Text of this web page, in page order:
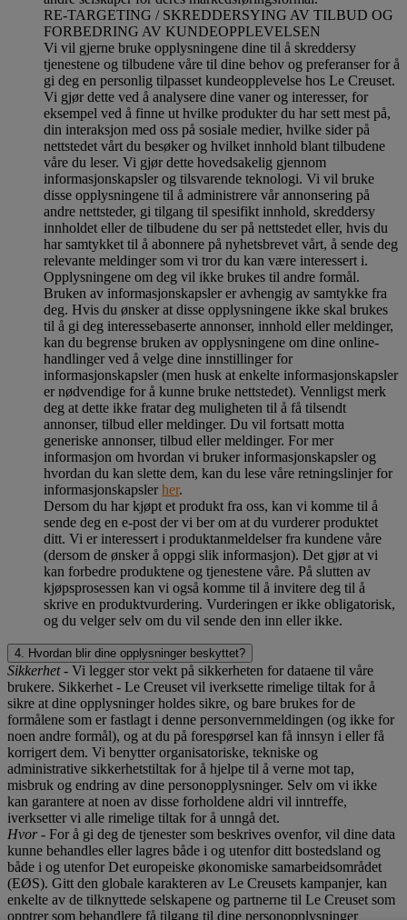
RE-TARGETING / SKREDDERSYING AV TILBUD OG
FORBEDRING AV KUNDEOPPLEVELSEN
Vi vil gjerne bruke opplysningene dine til å skreddersy
tjenestene og tilbudene våre til dine behov og preferanser for å
gi deg en personlig tilpasset kundeopplevelse hos Le Creuset.
Vi gjør dette ved å analysere dine vaner og interesser, for
eksempel ved å finne ut hvilke produkter du har sett mest på,
din interaksjon med oss på sosiale medier, hvilke sider på
nettstedet vårt du besøker og hvilket innhold blant tilbudene
våre du leser. Vi gjør dette hovedsakelig gjennom
informasjonskapsler og tilsvarende teknologi. Vi vil bruke
disse opplysningene til å administrere vår annonsering på
andre nettsteder, gi tilgang til spesifikt innhold, skreddersy
innholdet eller de tilbudene du ser på nettstedet eller, hvis du
har samtykket til å abonnere på nyhetsbrevet vårt, å sende deg
relevante meldinger som vi tror du kan være interessert i.
Opplysningene om deg vil ikke brukes til andre formål.
Bruken av informasjonskapsler er avhengig av samtykke fra
deg. Hvis du ønsker at disse opplysningene ikke skal brukes
til å gi deg interessebaserte annonser, innhold eller meldinger,
kan du begrense bruken av opplysningene om dine online-
handlinger ved å velge dine innstillinger for
informasjonskapsler (men husk at enkelte informasjonskapsler
er nødvendige for å kunne bruke nettstedet). Vennligst merk
deg at dette ikke fratar deg muligheten til å få tilsendt
annonser, tilbud eller meldinger. Du vil fortsatt motta
generiske annonser, tilbud eller meldinger. For mer
informasjon om hvordan vi bruker informasjonskapsler og
hvordan du kan slette dem, kan du lese våre retningslinjer for
informasjonskapslerher.
Dersom du har kjøpt et produkt fra oss, kan vi komme til å
sende deg en e-post der vi ber om at du vurderer produktet
ditt. Vi er interessert i produktanmeldelser fra kundene våre
(dersom de ønsker å oppgi slik informasjon). Det gjør at vi
kan forbedre produktene og tjenestene våre. På slutten av
kjøpsprosessen kan vi også komme til å invitere deg til å
skrive en produktvurdering. Vurderingen er ikke obligatorisk,
og du velger selv om du vil sende den inn eller ikke.
4. Hvordan blir dine opplysninger beskyttet?
Sikkerhet- Vi legger stor vekt på sikkerheten for dataene til våre
brukere. Sikkerhet - Le Creuset vil iverksette rimelige tiltak for å
sikre at dine opplysninger holdes sikre, og bare brukes for de
formålene som er fastlagt i denne personvernmeldingen (og ikke for
noen andre formål), og at du på forespørsel kan få innsyn i eller få
korrigert dem. Vi benytter organisatoriske, tekniske og
administrative sikkerhetstiltak for å hjelpe til å verne mot tap,
misbruk og endring av dine personopplysninger. Selv om vi ikke
kan garantere at noen av disse forholdene aldri vil inntreffe,
iverksetter vi alle rimelige tiltak for å unngå det.
Hvor- For å gi deg de tjenester som beskrives ovenfor, vil dine data
kunne behandles eller lagres både i og utenfor ditt bostedsland og
både i og utenfor Det europeiske økonomiske samarbeidsområdet
(EØS). Gitt den globale karakteren av Le Creusets kampanjer, kan
enkelte av de tilknyttede selskapene og partnerne til Le Creuset som
opptrer som behandlere få tilgang til dine personopplysninger